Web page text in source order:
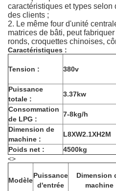
caractéristiques et types selon
des clients ;
2. Le même four d'unité
matrices de bâti, peut
ronds, croquettes chinoises,
Caractéristiques :
Tension : 380v
Puissance
totale :
3.37kw
Consommation
de LPG :
7-8kg/h
Dimension de
machine :
L8XW2.1XH2M
Poids net :
4500kg
<>
Modèle
Puissance
d'entrée
Dimension
machine